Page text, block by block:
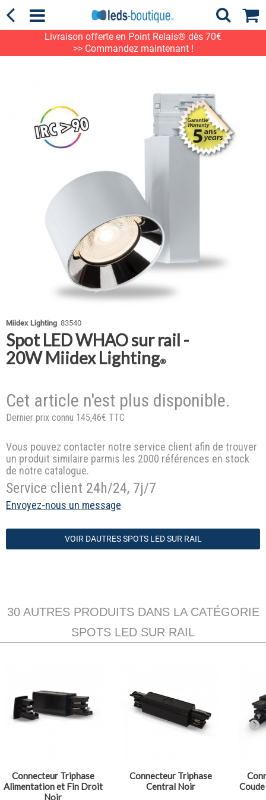
Livraison offerte en Point Relais® dès 70€
>> Commandez maintenant !
Miidex Lighting 83540
Spot LED WHAO sur rail -
20W Miidex Lighting®
Cet article n'est plus disponible.
Dernier prix connu 145,46€ TTC
Vous pouvez contacter notre service client afin de trouver
un produit similaire parmis les 2000 références en stock
de notre catalogue.
Service client 24h/24, 7j/7
Envoyez-nous un message
VOIR DAUTRES SPOTS LED SUR RAIL
30 AUTRES PRODUITS DANS LA CATÉGORIE
SPOTS LED SUR RAIL
Connecteur Triphase
Alimentation et Fin Droit
Noir
Connecteur Triphase
Central Noir